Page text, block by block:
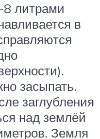
литрами
в
засыпать.
заглубления
над землёй
Земля